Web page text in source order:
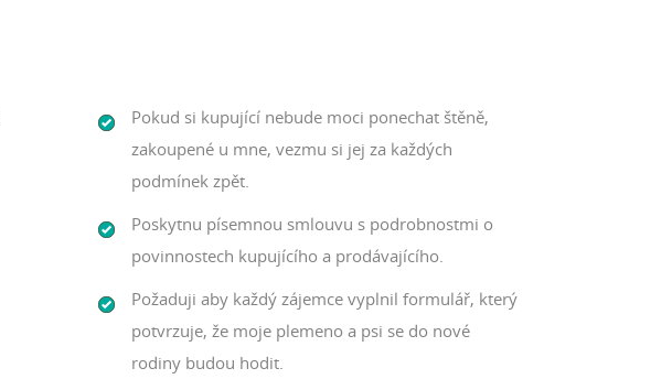
Pokud si kupující nebude moci ponechat štěně,
zakoupené u mne, vezmu si jej za každých
podmínek zpět.
Poskytnu písemnou smlouvu s podrobnostmi o
povinnostech kupujícího a prodávajícího.
Požaduji aby každý zájemce vyplnil formulář, který
potvrzuje, že moje plemeno a psi se do nové
rodiny budou hodit.